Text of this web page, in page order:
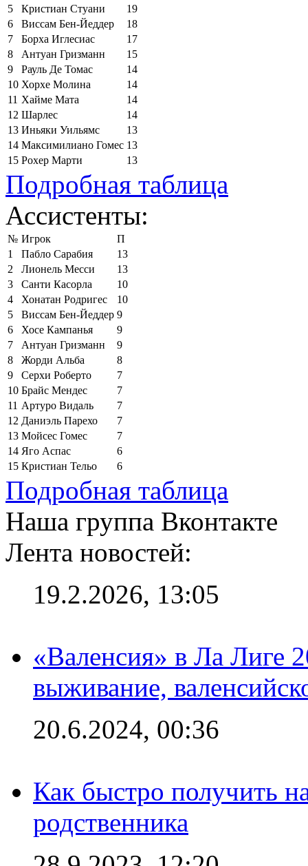
5
Кристиан Стуани
19
6
Виссам Бен-Йеддер
18
7
Борха Иглесиас
17
8
Антуан Гризманн
15
9
Рауль Де Томас
14
10 Хорхе Молина
14
11 Хайме Мата
14
12 Шарлес
14
13 Иньяки Уильямс
13
14 Максимилиано Гомес 13
15 Рохер Марти 13
Подробная таблица
Ассистенты:
№ Игрок
П
1
Пабло Сарабия
13
2
Лионель Месси
13
3
Санти Касорла
10
4
Хонатан Родригес
10
5
Виссам Бен-Йеддер 9
6
Хосе Кампанья
9
7
Антуан Гризманн
9
8
Жорди Альба
8
9
Серхи Роберто
7
10 Брайс Мендес
7
11 Артуро Видаль
7
12 Даниэль Парехо
7
13 Мойсес Гомес
7
14 Яго Аспас
6
15 Кристиан Тельо 6
Подробная таблица
Наша группа Вконтакте
Лента новостей:
19.2.2026, 13:05
«Валенсия» в Ла Лиге
выживание,
20.6.2024, 00:36
Как быстро получить
родственника